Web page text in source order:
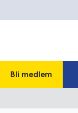
Bli medlem